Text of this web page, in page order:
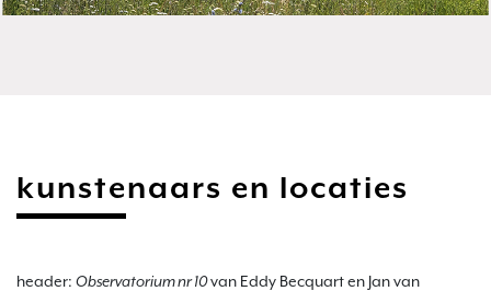
kunstenaars en locaties
header: Observatorium nr 10van Eddy Becquart en Jan van